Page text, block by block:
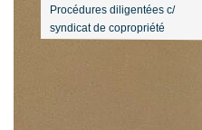
Procédures diligentées c/
syndicat de copropriété